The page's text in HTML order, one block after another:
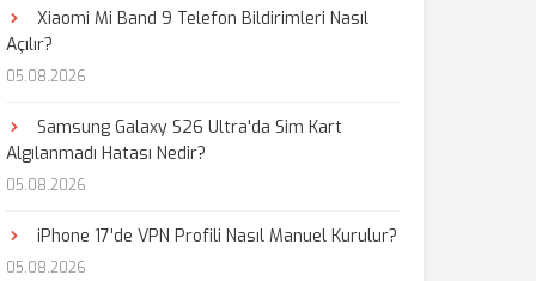
Xiaomi Mi Band 9 Telefon Bildirimleri Nasıl
Açılır?
05.08.2026
Samsung Galaxy S26 Ultra'da Sim Kart
Algılanmadı Hatası Nedir?
05.08.2026
iPhone 17'de VPN Profili Nasıl Manuel Kurulur?
05.08.2026